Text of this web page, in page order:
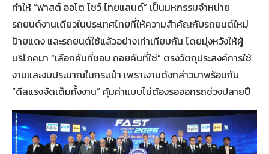
ทำให้ “ฟาสต์ ออโต โชว์ ไทยแลนด์” เป็นมหกรรมจำหน่าย
รถยนต์งานเดียวในประเทศไทยที่ให้ความสำคัญกับรถยนต์ใหม่
ป้ายแดง และรถยนต์ใช้แล้วอย่างเท่าเทียมกัน โดยมุ่งหวังให้ผู้
บริโภคมา “เลือกคันที่ชอบ ถอยคันที่ใช่” ตรงวัตถุประสงค์การใช้
งานและงบประมาณในกระเป๋า เพราะงานดังกล่าวมาพร้อมกับ
“ดีลแรงจัดเต็มทั้งงาน” คุ้มค่าแบบไม่ต้องรอออกรถช่วงปลายปี